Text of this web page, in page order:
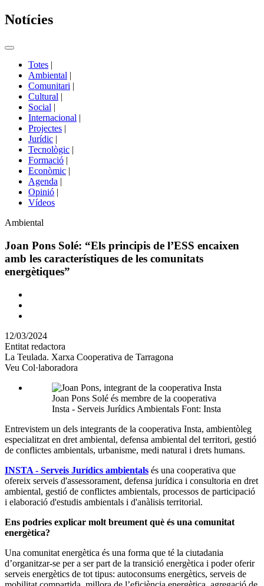
Notícies
Commutador
portals
Totes |
Ambiental |
Comunitari |
Cultural |
Social |
Internacional |
Projectes |
Jurídic |
Tecnològic |
Formació |
Econòmic |
Agenda |
Opinió |
Vídeos
Àmbit
la
notícia
Ambiental
Joan Pons Solé: “Els principis de l’ESS encaixen
amb les característiques de les comunitats
energètiques”
Comparteix
altres
xarxes
socials
12/03/2024
Entitat redactora
La Teulada. Xarxa Cooperativa de Tarragona
Veu Col·laboradora
Joan Pons Solé és membre de la cooperativa
Insta - Serveis Jurídics Ambientals Font: Insta
Entrevistem un dels integrants de la cooperativa Insta, ambientòleg
especialitzat en dret ambiental, defensa ambiental del territori, gestió
de conflictes ambientals, urbanisme, medi natural i drets humans.
INSTA - Serveis Jurídics ambientals és una cooperativa que
ofereix serveis d'assessorament, defensa jurídica i consultoria en dret
ambiental, gestió de conflictes ambientals, processos de participació
i elaboració d'estudis ambientals i d'anàlisis territorial.
Ens podries explicar molt breument què és una comunitat
energètica?
Una comunitat energètica és una forma que té la ciutadania
d’organitzar-se per a ser part de la transició energètica i poder oferir
serveis energètics de tot tipus: autoconsums energètics, serveis de